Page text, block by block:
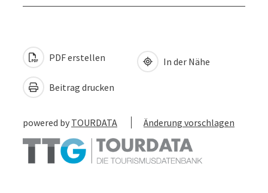
PDF erstellen
Beitrag drucken
In der Nähe
powered by TOURDATA Änderung vorschlagen